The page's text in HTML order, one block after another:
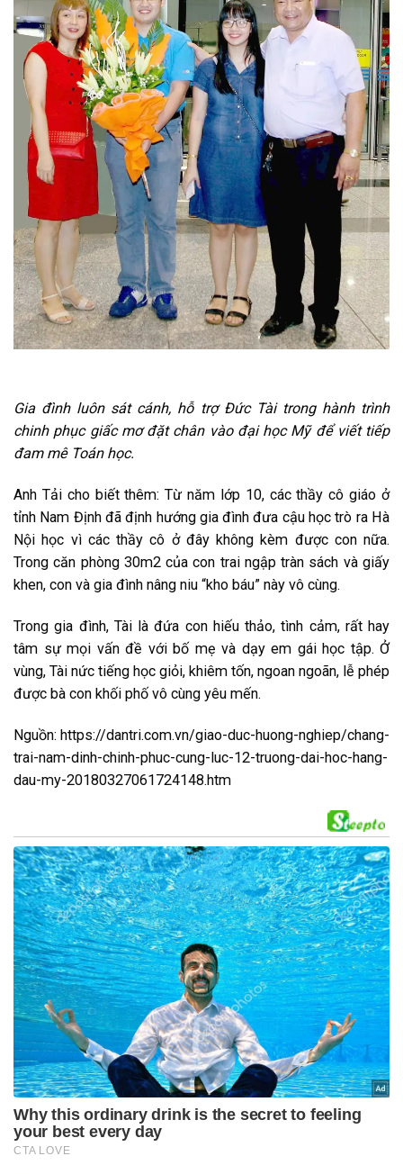
Gia đình luôn sát cánh, hỗ trợ Đức Tài trong hành trình
chinh phục giấc mơ đặt chân vào đại học Mỹ để viết tiếp
đam mê Toán học.
Anh Tải cho biết thêm: Từ năm lớp 10, các thầy cô giáo ở
tỉnh Nam Định đã định hướng gia đình đưa cậu học trò ra Hà
Nội học vì các thầy cô ở đây không kèm được con nữa.
Trong căn phòng 30m2 của con trai ngập tràn sách và giấy
khen, con và gia đình nâng niu “kho báu” này vô cùng.
Trong gia đình, Tài là đứa con hiếu thảo, tình cảm, rất hay
tâm sự mọi vấn đề với bố mẹ và dạy em gái học tập. Ở
vùng, Tài nức tiếng học giỏi, khiêm tốn, ngoan ngoãn, lễ phép
được bà con khối phố vô cùng yêu mến.
Nguồn: https://dantri.com.vn/giao-duc-huong-nghiep/chang-
trai-nam-dinh-chinh-phuc-cung-luc-12-truong-dai-hoc-hang-
dau-my-20180327061724148.htm